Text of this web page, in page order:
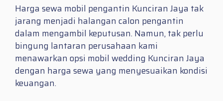
Harga sewa mobil pengantin Kunciran Jaya tak
jarang menjadi halangan calon pengantin
dalam mengambil keputusan. Namun, tak perlu
bingung lantaran perusahaan kami
menawarkan opsi mobil wedding Kunciran Jaya
dengan harga sewa yang menyesuaikan kondisi
keuangan.